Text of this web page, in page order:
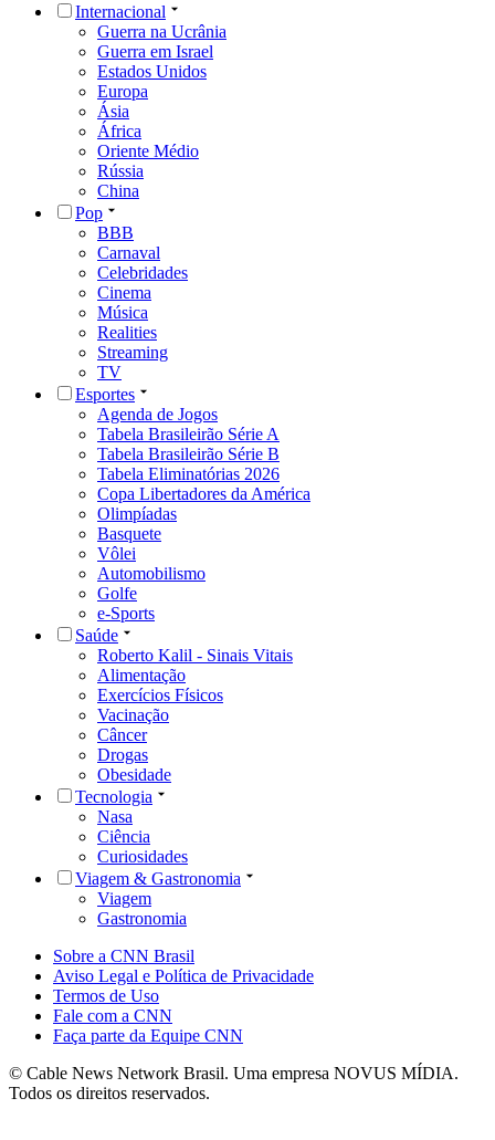
Internacional
Guerra na Ucrânia
Guerra em Israel
Estados Unidos
Europa
Ásia
África
Oriente Médio
Rússia
China
Pop
BBB
Carnaval
Celebridades
Cinema
Música
Realities
Streaming
TV
Esportes
Agenda de Jogos
Tabela Brasileirão Série A
Tabela Brasileirão Série B
Tabela Eliminatórias 2026
Copa Libertadores da América
Olimpíadas
Basquete
Vôlei
Automobilismo
Golfe
e-Sports
Saúde
Roberto Kalil - Sinais Vitais
Alimentação
Exercícios Físicos
Vacinação
Câncer
Drogas
Obesidade
Tecnologia
Nasa
Ciência
Curiosidades
Viagem & Gastronomia
Viagem
Gastronomia
Sobre a CNN Brasil
Aviso Legal e Política de Privacidade
Termos de Uso
Fale com a CNN
Faça parte da Equipe CNN
© Cable News Network Brasil. Uma empresa NOVUS MÍDIA.
Todos os direitos reservados.